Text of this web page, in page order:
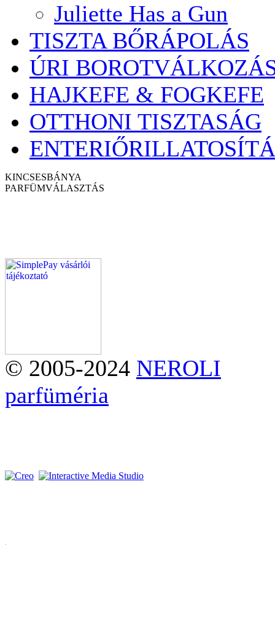
Juliette Has a Gun
TISZTA BŐRÁPOLÁS
ÚRI
HAJKEFE & FOGKEFE
OTTHONI TISZTASÁG
KINCSESBÁNYA
PARFÜMVÁLASZTÁS
© 2005-2024 NEROLI
parfüméria